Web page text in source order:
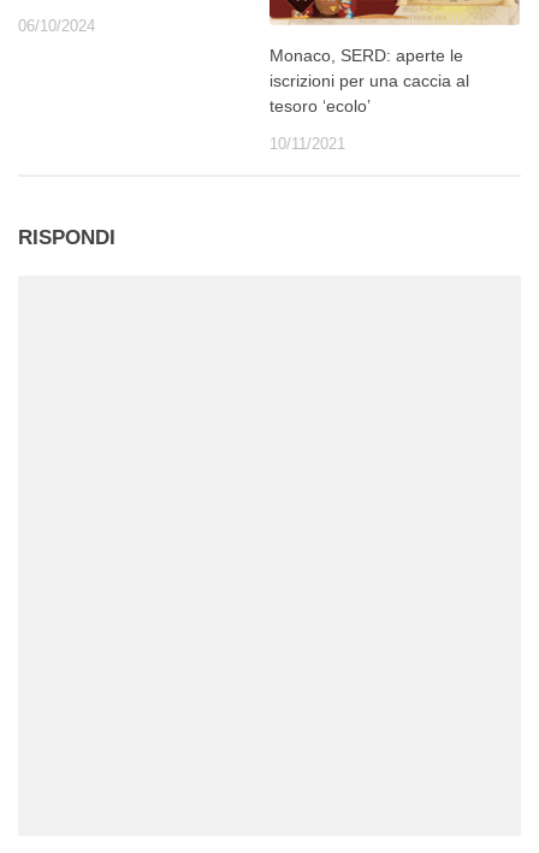
06/10/2024
Monaco, SERD: aperte le
iscrizioni per una caccia al
tesoro ‘ecolo’
10/11/2021
RISPONDI